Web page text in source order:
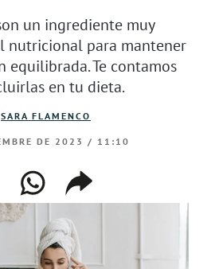
un ingrediente muy
nutricional para mantener
equilibrada. Te contamos
en tu dieta.
SARA FLAMENCO
DE 2023 / 11:10
whatsappcompartir
enlace